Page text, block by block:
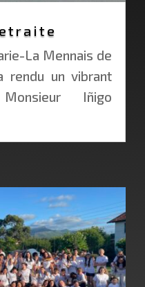
La Mennais de
rendu un vibrant
Iñigo